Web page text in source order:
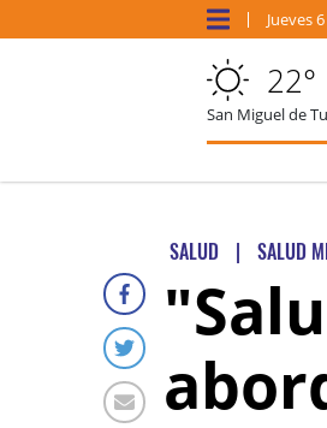
Jueves
22°
San Miguel de
SALUD | SALUD